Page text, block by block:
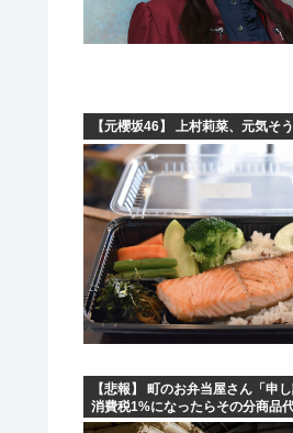
【元櫻坂46】 上村莉菜、元気そ
【悲報】 町のお弁当屋さん「申
消費税1%になったらその分商品
するわ」